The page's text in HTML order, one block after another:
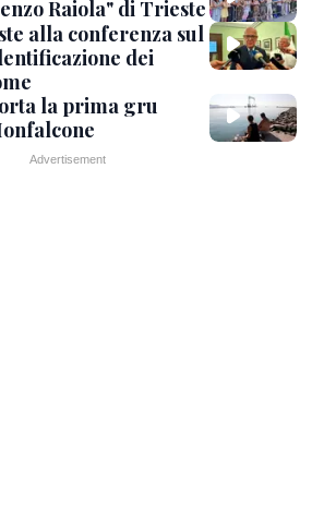
Raiola" di Trieste
alla conferenza sul
dei
la prima gru